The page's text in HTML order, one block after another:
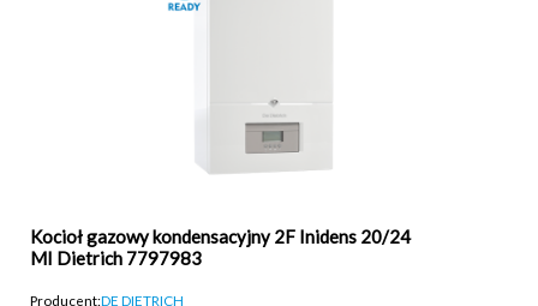
Kocioł gazowy kondensacyjny 2F Inidens 20/24
MI Dietrich 7797983
Producent:DE DIETRICH